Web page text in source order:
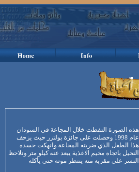
هذه الصورة التقطت خلال المجاعة في السودان
عام 1998 وحصلت على جائزة بولتزر
حيث يزحف
هذا الطفل الذي ضربته المجاعة وانهكت جسده
النحيل باتجاه مخيم الاغذية يبعد عنه كيلو متر ونلاحظ
النسر على مقربه منه ينتظر موته حتى يأكله